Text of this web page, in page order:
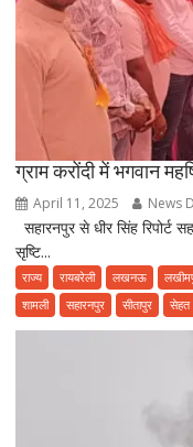
ग्राम करोंदी में भगवान
April 11, 2025 News
सहारनपुर से धीर सिंह रिपोर्ट
सृष्टि...
राज्य रायबरेली लखनऊ
शामली
सहारनपुर सीतापुर सेहत